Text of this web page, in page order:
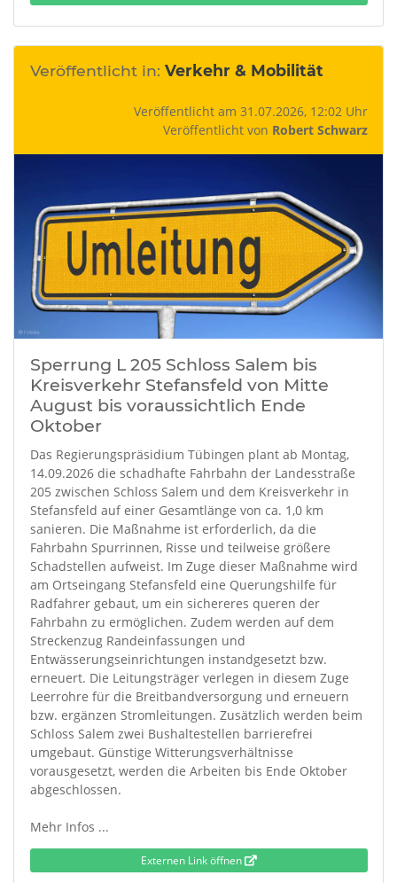
Veröffentlicht in: Verkehr & Mobilität
Veröffentlicht am 31.07.2026, 12:02 Uhr
Veröffentlicht von Robert Schwarz
Sperrung L 205 Schloss Salem bis
Kreisverkehr Stefansfeld von Mitte
August bis voraussichtlich Ende
Oktober
Das Regierungspräsidium Tübingen plant ab Montag,
14.09.2026 die schadhafte Fahrbahn der Landesstraße
205 zwischen Schloss Salem und dem Kreisverkehr in
Stefansfeld auf einer Gesamtlänge von ca. 1,0 km
sanieren. Die Maßnahme ist erforderlich, da die
Fahrbahn Spurrinnen, Risse und teilweise größere
Schadstellen aufweist. Im Zuge dieser Maßnahme wird
am Ortseingang Stefansfeld eine Querungshilfe für
Radfahrer gebaut, um ein sichereres queren der
Fahrbahn zu ermöglichen. Zudem werden auf dem
Streckenzug Randeinfassungen und
Entwässerungseinrichtungen instandgesetzt bzw.
erneuert. Die Leitungsträger verlegen in diesem Zuge
Leerrohre für die Breitbandversorgung und erneuern
bzw. ergänzen Stromleitungen. Zusätzlich werden beim
Schloss Salem zwei Bushaltestellen barrierefrei
umgebaut. Günstige Witterungsverhältnisse
vorausgesetzt, werden die Arbeiten bis Ende Oktober
abgeschlossen.
Mehr Infos ...
Externen Link öffnen